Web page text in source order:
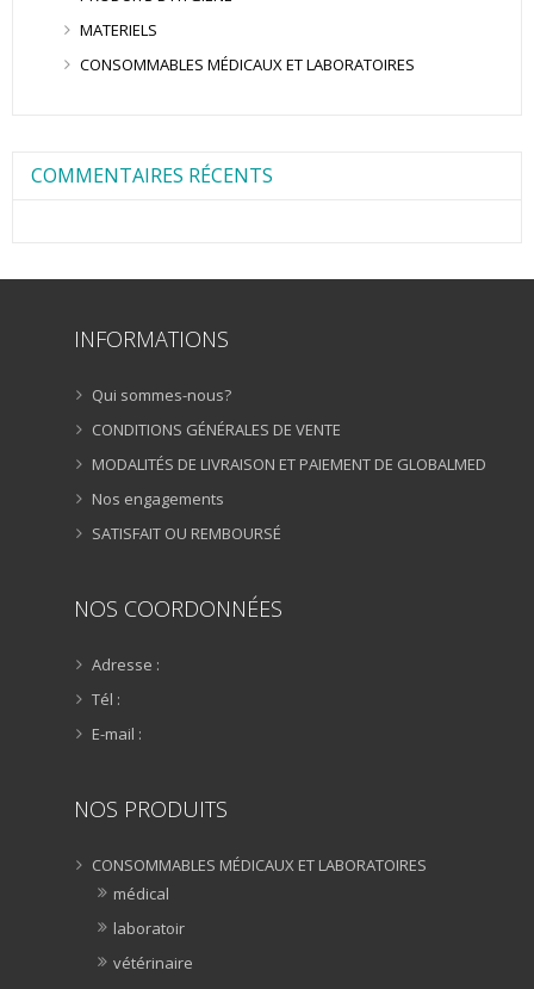
MATERIELS
CONSOMMABLES MÉDICAUX ET LABORATOIRES
COMMENTAIRES RÉCENTS
INFORMATIONS
Qui sommes-nous?
CONDITIONS GÉNÉRALES DE VENTE
MODALITÉS DE LIVRAISON ET PAIEMENT DE GLOBALMED
Nos engagements
SATISFAIT OU REMBOURSÉ
NOS COORDONNÉES
Adresse :
Tél :
E-mail :
NOS PRODUITS
CONSOMMABLES MÉDICAUX ET LABORATOIRES
médical
laboratoir
vétérinaire